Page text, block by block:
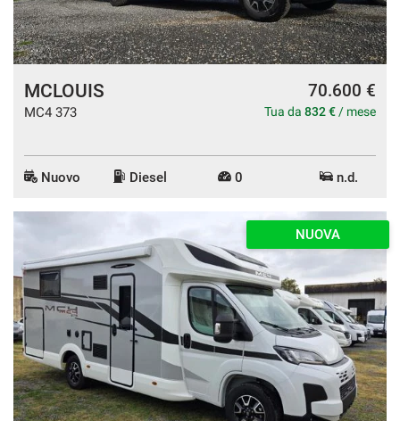
MCLOUIS
MC4 373
70.600 €
Tua da 832 € / mese
Nuovo Diesel 0 n.d.
NUOVA